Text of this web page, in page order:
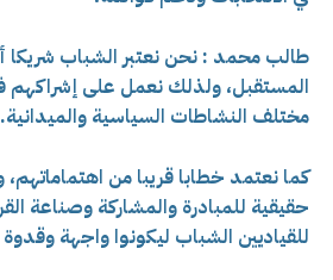
طالب محمد : نحن نعتبر الشباب شريكا
المستقبل، ولذلك نعمل على إشراكهم
مختلف النشاطات السياسية والميدانية.
كما نعتمد خطابا قريبا من
حقيقية للمبادرة والمشاركة وصناعة
للقياديين الشباب ليكونوا واجهة وقدوة